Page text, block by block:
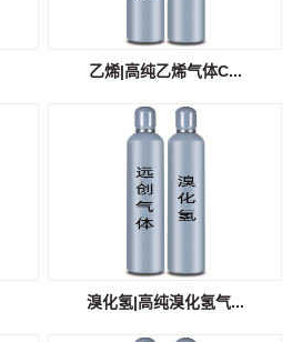
乙烯|高纯乙烯气体C...
溴化氢|高纯溴化氢气...